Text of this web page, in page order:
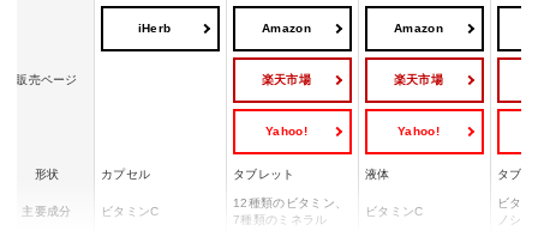
販売ページ
iHerb Amazon
楽天市場
Yahoo!
Amazon
楽天市場
Yahoo!
形状 カプセル タブレット 液体 タブレ
主要成分 ビタミンC
12種類のビタミン、
7種類のミネラル
ビタミンC
ビタ
ノシ